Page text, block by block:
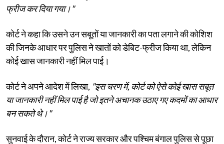
फ्रीज कर दिया गया।"
कोर्ट ने कहा कि उसने उन सबूतों या जानकारी का पता लगाने की कोशिश
की जिनके आधार पर पुलिस ने खातों को डेबिट-फ्रीज किया था, लेकिन
कोई खास जानकारी नहीं मिल पाई।
कोर्ट ने अपने आदेश में लिखा, "इस चरण में, कोर्ट को ऐसे कोई खास सबूत
या जानकारी नहीं मिल पाई है जो इतने अचानक उठाए गए कदमों का आधार
बन सकते थे।"
सुनवाई के दौरान, कोर्ट ने राज्य सरकार और पश्चिम बंगाल पुलिस से पूछा